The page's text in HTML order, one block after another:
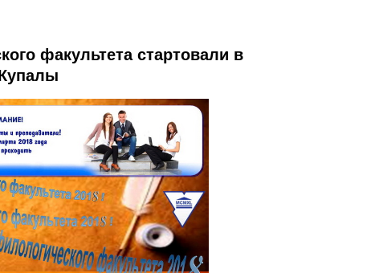
факультета стартовали в